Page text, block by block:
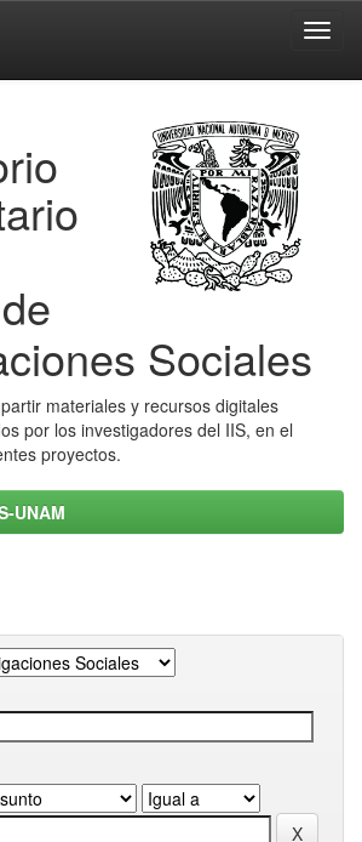
Sociales
materiales y recursos digitales
por los investigadores del IIS, en el
proyectos.
UNAM